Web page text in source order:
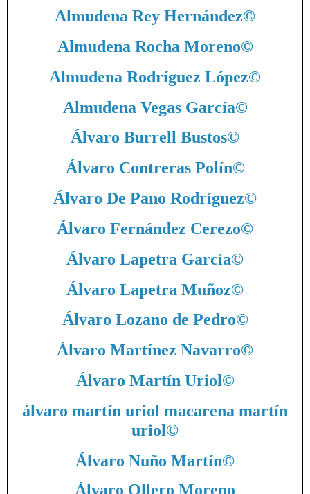
Almudena Rey Hernández©
Almudena Rocha Moreno©
Almudena Rodríguez López©
Almudena Vegas García©
Álvaro Burrell Bustos©
Álvaro Contreras Polín©
Álvaro De Pano Rodríguez©
Álvaro Fernández Cerezo©
Álvaro Lapetra García©
Álvaro Lapetra Muñoz©
Álvaro Lozano de Pedro©
Álvaro Martínez Navarro©
Álvaro Martín Uriol©
álvaro martín uriol macarena martín
uriol©
Álvaro Nuño Martín©
Álvaro Ollero Moreno